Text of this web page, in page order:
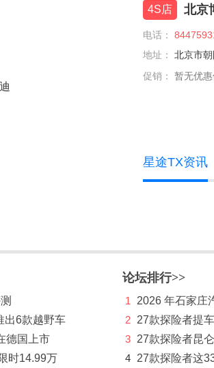
源
4S店 北京
电话：
地址：
北京市
促销：
暂无优
星途TX资讯
出6款越野车
德国上市
时14.99万
论坛排行>>
1
2026 年石家庄
2 27款探险者提
3 27款探险者昆
4 27款探险者这